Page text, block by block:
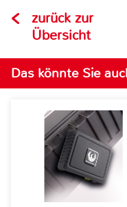
zurück zur
Übersicht
Das könnte Sie